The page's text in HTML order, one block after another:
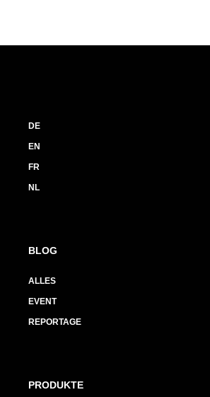
DE
EN
FR
NL
BLOG
ALLES
EVENT
REPORTAGE
PRODUKTE